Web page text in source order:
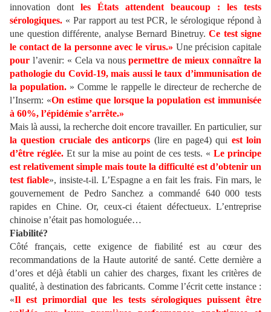
innovation dont les États attendent beaucoup : les tests
sérologiques. « Par rapport au test PCR, le sérologique répond à
une question différente, analyse Bernard Binetruy. Ce test signe
le contact de la personne avec le virus.» Une précision capitale
pour l’avenir: « Cela va nouspermettre de mieux connaître la
pathologie du Covid-19, mais aussi le taux d’immunisation de
la population. » Comme le rappelle le directeur de recherche de
l’Inserm: «On estime que lorsque la population est immunisée
à 60%, l’épidémie s’arrête.»
Mais là aussi, la recherche doit encore travailler. En particulier, sur
la question cruciale des anticorps (lire en page4) qui est loin
d’être réglée. Et sur la mise au point de ces tests. «Le principe
est relativement simple mais toute la difficulté est d’obtenir un
test fiable», insiste-t-il. L’Espagne a en fait les frais. Fin mars, le
gouvernement de Pedro Sanchez a commandé 640 000 tests
rapides en Chine. Or, ceux-ci étaient défectueux. L’entreprise
chinoise n’était pas homologuée…
Fiabilité?
Côté français, cette exigence de fiabilité est au cœur des
recommandations de la Haute autorité de santé. Cette dernière a
d’ores et déjà établi un cahier des charges, fixant les critères de
qualité, à destination des fabricants. Comme l’écrit cette instance :
«Il est primordial que les tests sérologiques puissent être